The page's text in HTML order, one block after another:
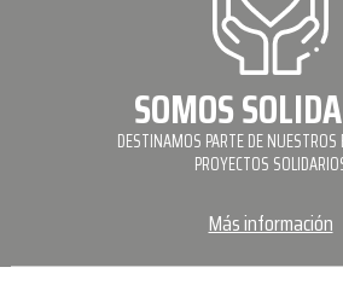
SOMOS
DESTINAMOS PARTE DE NUESTROS
PROYECTOS
Más información